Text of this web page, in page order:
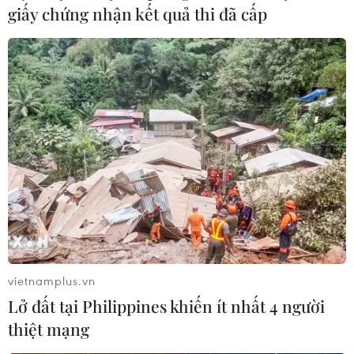
Hoàng Rob ‘Trò chuyện’ cùng Hà Trần,
Thu Phương bằng tiếng violin
31/07/2019 03:23
Với “Trò chuyện,” Hoàng Rob tiếp tục hành trình đưa
tiếng đàn violin đến gần người nghe đại chúng hơn
bằng những giai điệu pop ballad.
giấy chứng nhận kết quả thi đã cấp
vietnamplus.vn
Lở đất tại Philippines khiến ít nhất 4 người
thiệt mạng